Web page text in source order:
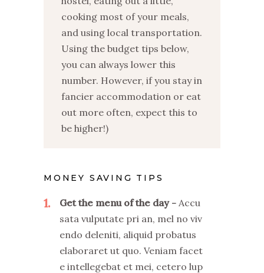
cooking most of your meals,
and using local transportation.
Using the budget tips below,
you can always lower this
number. However, if you stay in
fancier accommodation or eat
out more often, expect this to
be higher!)
MONEY SAVING TIPS
1 Get the menu of the day
Accu
sata vulputate pri an, mel no viv
endo deleniti, aliquid probatus
elaboraret ut quo. Veniam facet
e intellegebat et mei, cetero lup